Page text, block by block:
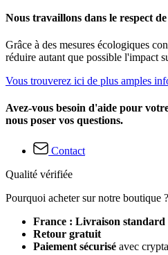
Nous travaillons dans le respect
Grâce à des mesures écologiques
réduire autant que possible l'impact
Vous trouverez ici de plus amples
Avez-vous besoin d'aide pour
nous poser vos questions.
Contact
Qualité vérifiée
Pourquoi acheter sur notre boutique ?
France : Livraison standard
Retour gratuit
Paiement sécurisé avec